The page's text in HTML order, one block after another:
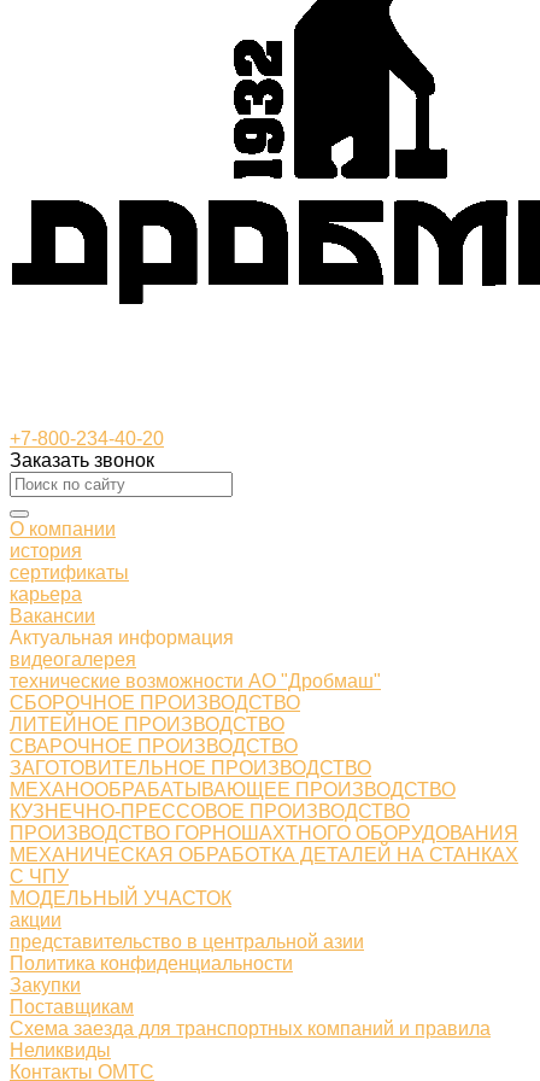
+7-800-234-40-20
Заказать звонок
О компании
история
сертификаты
карьера
Вакансии
Актуальная информация
видеогалерея
технические возможности АО "Дробмаш"
СБОРОЧНОЕ ПРОИЗВОДСТВО
ЛИТЕЙНОЕ ПРОИЗВОДСТВО
СВАРОЧНОЕ ПРОИЗВОДСТВО
ЗАГОТОВИТЕЛЬНОЕ ПРОИЗВОДСТВО
МЕХАНООБРАБАТЫВАЮЩЕЕ ПРОИЗВОДСТВО
КУЗНЕЧНО-ПРЕССОВОЕ ПРОИЗВОДСТВО
ПРОИЗВОДСТВО ГОРНОШАХТНОГО ОБОРУДОВАНИЯ
МЕХАНИЧЕСКАЯ ОБРАБОТКА ДЕТАЛЕЙ НА СТАНКАХ
С ЧПУ
МОДЕЛЬНЫЙ УЧАСТОК
акции
представительство в центральной азии
Политика конфиденциальности
Закупки
Поставщикам
Схема заезда для транспортных компаний и правила
Неликвиды
Контакты ОМТС